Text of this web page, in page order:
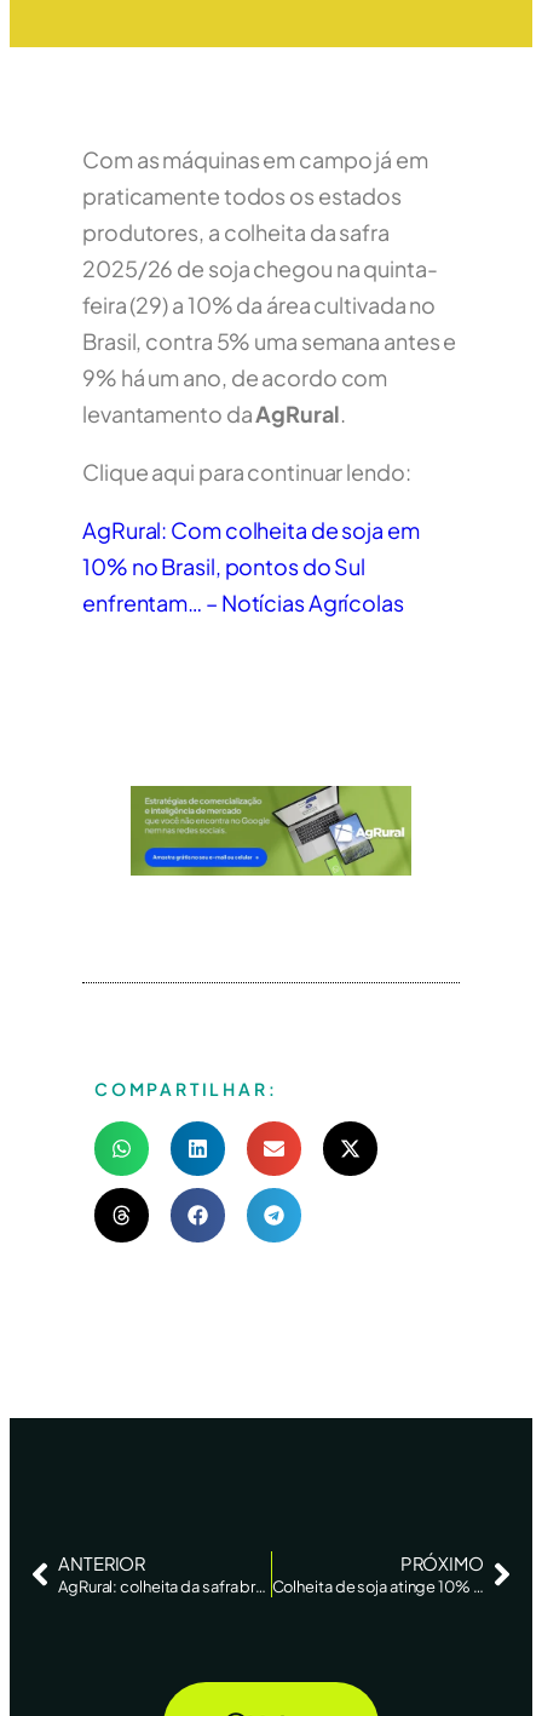
Com as máquinas em campo já em
praticamente todos os estados
produtores, a colheita da safra
2025/26 de soja chegou na quinta-
feira (29) a 10% da área cultivada no
Brasil, contra 5% uma semana antes e
9% há um ano, de acordo com
levantamento daAgRural.
Clique aqui para continuar lendo:
AgRural: Com colheita de soja em
10% no Brasil, pontos do Sul
enfrentam… – Notícias Agrícolas
COMPARTILHAR:
ANTERIOR
AgRural: colheita da safra brasileira de soja 2025/26 atinge 10%
PRÓXIMO
Colheita de soja atinge 10% da área plantada no país